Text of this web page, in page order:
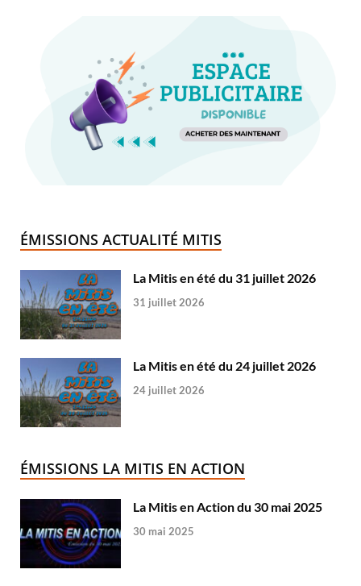
ÉMISSIONS ACTUALITÉ MITIS
La Mitis en été du 31 juillet 2026
31 juillet 2026
La Mitis en été du 24 juillet 2026
24 juillet 2026
ÉMISSIONS LA MITIS EN ACTION
La Mitis en Action du 30 mai 2025
30 mai 2025